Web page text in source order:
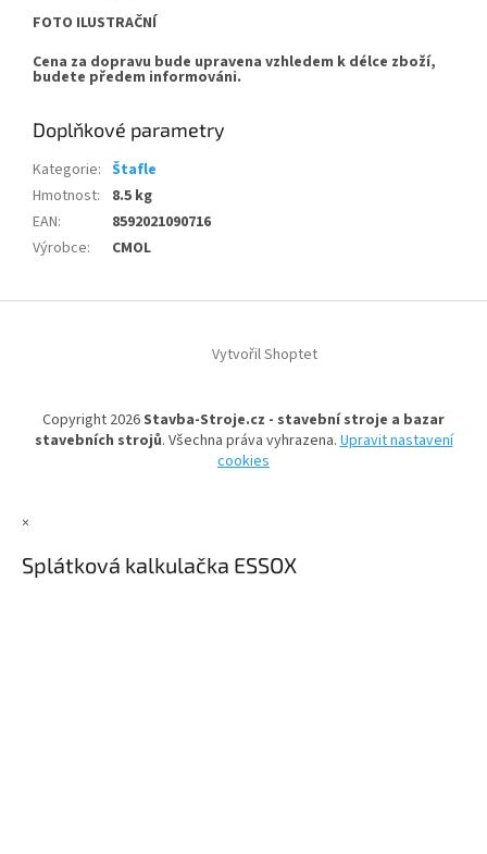
FOTO ILUSTRAČNÍ
Cena za dopravu bude upravena vzhledem k délce zboží,
budete předem informováni.
Doplňkové parametry
Kategorie: Štafle
Hmotnost:
8.5 kg
EAN:
8592021090716
Výrobce: CMOL
Vytvořil Shoptet
Copyright 2026Stavba-Stroje.cz - stavební stroje a bazar
stavebních strojů. Všechna práva vyhrazena.Upravit nastavení
cookies
×
Splátková kalkulačka ESSOX